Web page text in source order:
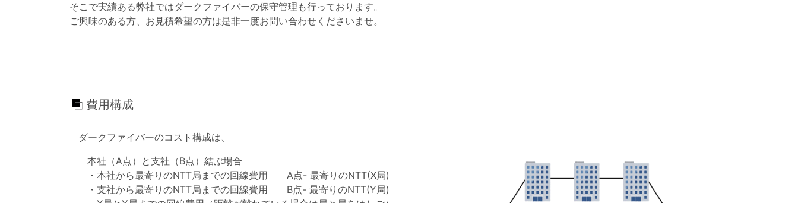
そこで実績ある弊社ではダークファイバーの保守管理も行っております。
ご興味のある方、お見積希望の方は是非一度お問い合わせくださいませ。
費用構成
ダークファイバーのコスト構成は、
本社（A点）と支社（B点）結ぶ場合
・本社から最寄りのNTT局までの回線費用 A点- 最寄りのNTT(X局)
・支社から最寄りのNTT局までの回線費用 B点- 最寄りのNTT(Y局)